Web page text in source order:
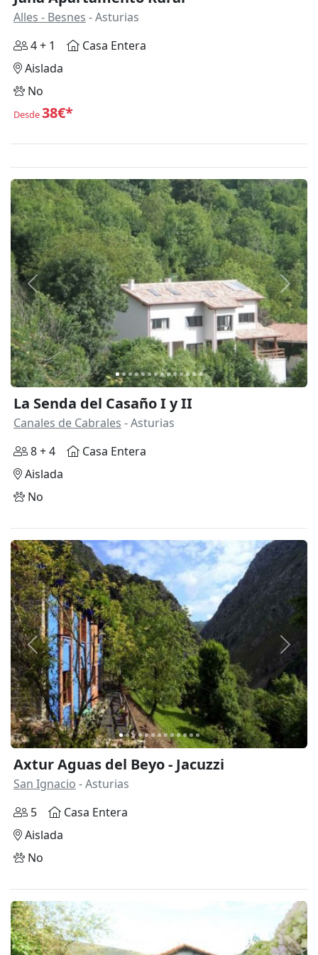
Alles - Besnes - Asturias
4 + 1
Casa Entera
Aislada
No
Desde38€*
Anterior
La Senda del Casaño I y II
Canales de Cabrales - Asturias
8 + 4
Casa Entera
Aislada
No
Anterior
Axtur Aguas del Beyo - Jacuzzi
San Ignacio - Asturias
5
Casa Entera
Aislada
No